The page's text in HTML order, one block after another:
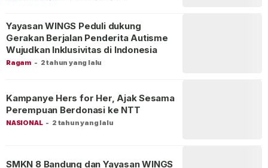
Ragam - 2 tahun yang lalu
Yayasan WINGS Peduli dukung
Gerakan Berjalan Penderita Autisme
Wujudkan Inklusivitas di Indonesia
NASIONAL - 2 tahun yang lalu
Kampanye Hers for Her, Ajak Sesama
Perempuan Berdonasi ke NTT
SMKN 8 Bandung dan Yayasan WINGS